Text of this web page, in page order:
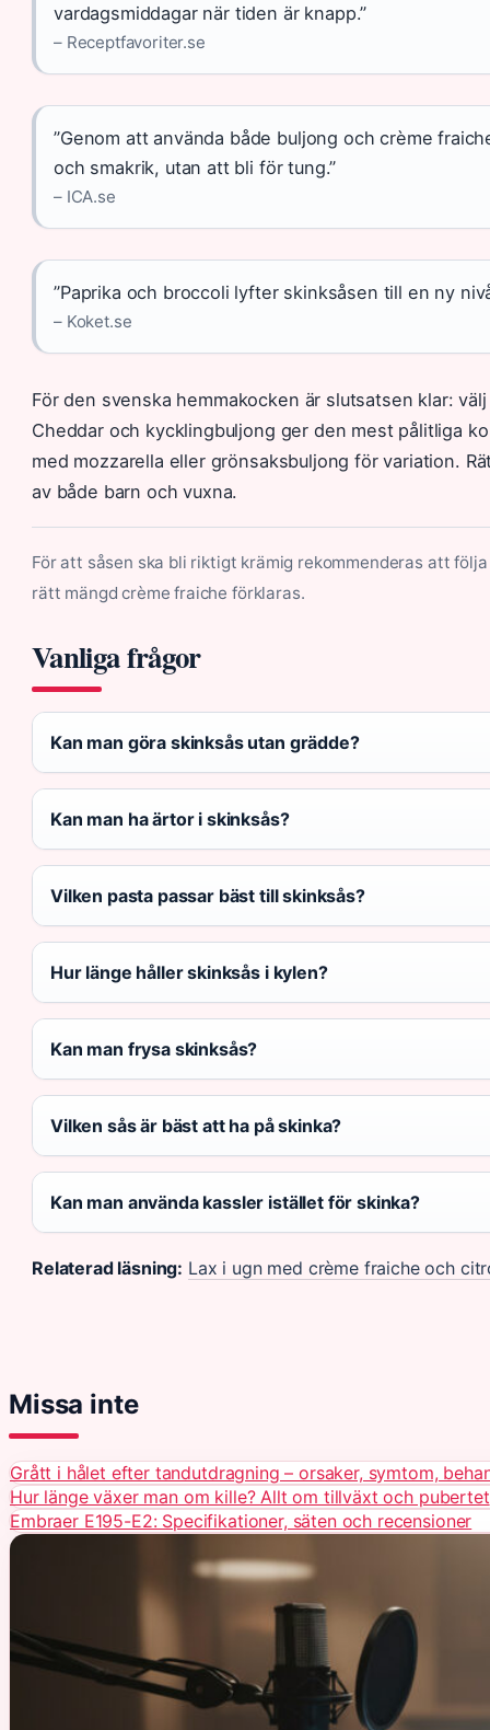
vardagsmiddagar när tiden är knapp.”
– Receptfavoriter.se
”Genom att använda både buljong och crème
och smakrik, utan att bli för tung.”
– ICA.se
”Paprika och broccoli lyfter skinksåsen till en ny
– Koket.se
För den svenska hemmakocken är slutsatsen klar:
Cheddar och kycklingbuljong ger den mest pålitliga
med mozzarella eller grönsaksbuljong för variation.
av både barn och vuxna.
För att såsen ska bli riktigt krämig rekommenderas att
rätt mängd crème fraiche förklaras.
Vanliga frågor
Kan man göra skinksås utan grädde?
Kan man ha ärtor i skinksås?
Vilken pasta passar bäst till skinksås?
Hur länge håller skinksås i kylen?
Kan man frysa skinksås?
Vilken sås är bäst att ha på skinka?
Kan man använda kassler istället för skinka?
Relaterad läsning: Lax i ugn med crème fraiche och
Missa inte
Grått i hålet efter tandutdragning – orsaker, symtom,
Hur länge växer man om kille? Allt om tillväxt och pubertet
Embraer E195-E2: Specifikationer, säten och recensioner